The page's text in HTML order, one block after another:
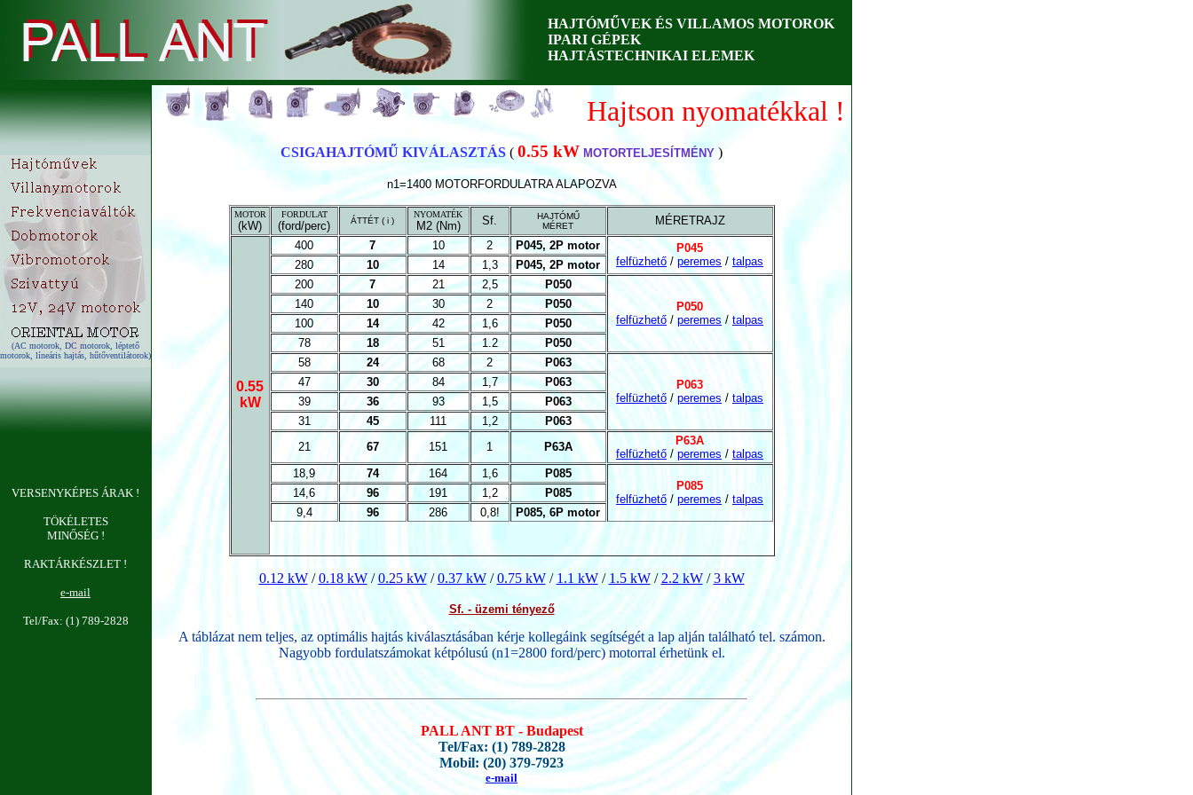
HAJTÓMŰVEK ÉS VILLAMOS MOTOROK
IPARI GÉPEK
HAJTÁSTECHNIKAI ELEMEK
(AC motorok, DC motorok, léptető
motorok, líneáris hajtás, hűtőventilátorok)
VERSENYKÉPES ÁRAK !
TÖKÉLETES
MINŐSÉG !
RAKTÁRKÉSZLET !
e-mail
Tel/Fax: (1) 789-2828
Hajtson nyomatékkal !
CSIGAHAJTÓMŰ KIVÁLASZTÁS( 0.55 kW MOTORTELJESÍTMÉNY )
n1=1400 MOTORFORDULATRA ALAPOZVA
MOTOR
(kW)
FORDULAT
(ford/perc) ÁTTÉT ( i )
NYOMATÉK
M2 (Nm) Sf.
HAJTÓMŰ
MÉRET
MÉRETRAJZ
0.55
kW
400 7 10 2 P045, 2P motor
P045
felfüzhető / peremes / talpas
280 10 14 1,3
P045, 2P motor
200
7 21 2,5
P050
P050
felfüzhető / peremes / talpas
140 10 30 2
P050
100
14 42 1,6
P050
78
18 51 1.2
P050
58
24 68 2
P063
P063
felfüzhető / peremes / talpas
47 30 84 1,7
P063
39
36 93 1,5
P063
31
45 111 1,2
P063
21
67 151 1 P63A
P63A
felfüzhető / peremes / talpas
18,9
74 164 1,6
P085
P085
felfüzhető / peremes / talpas
14,6 96 191 1,2
P085
9,4
96 286 0,8! P085, 6P motor
0.12 kW/0.18 kW/0.25 kW/0.37 kW/0.75 kW/ 1.1 kW/ 1.5 kW/2.2 kW/3 kW
Sf. - üzemi tényező
A táblázat nem teljes, az optimális hajtás kiválasztásában kérje kollegáink segítségét a lap alján található tel. számon.
Nagyobb fordulatszámokat kétpólusú (n1=2800 ford/perc) motorral érhetünk el.
PALL ANT BT - Budapest
Tel/Fax: (1) 789-2828
Mobil: (20) 379-7923
e-mail